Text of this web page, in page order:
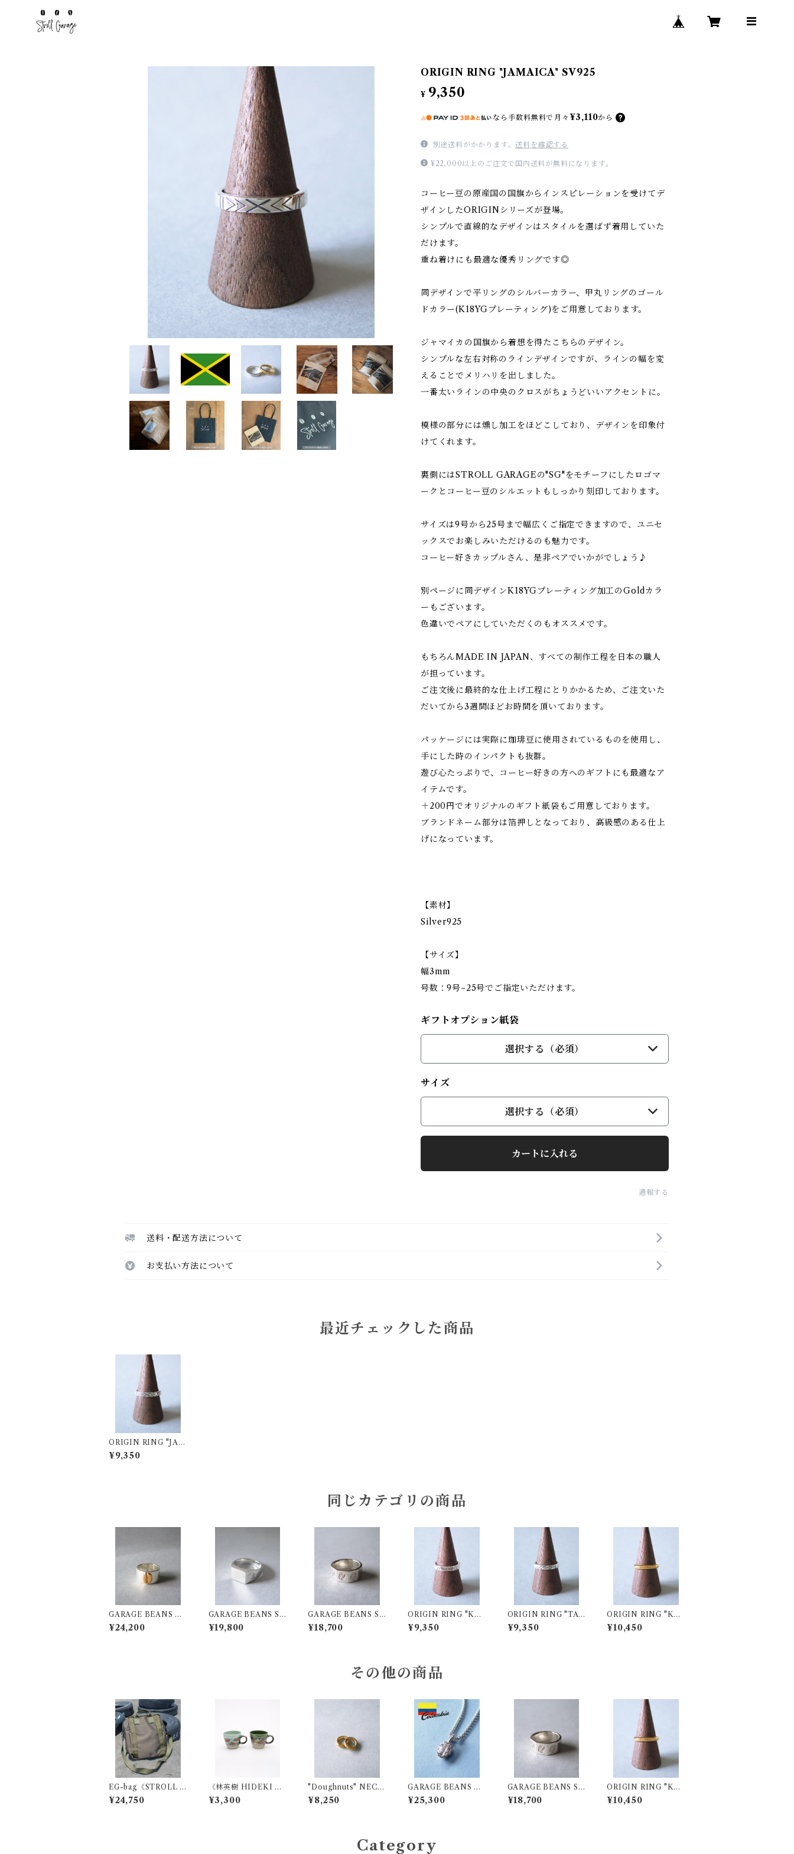
ORIGIN RING "JAMAICA" SV925
¥ 9,350
なら 手数料無料で 月々 ¥3,110から
別途送料がかかります。送料を確認する
¥22,000以上のご注文で国内送料が無料になります。
コーヒー豆の原産国の国旗からインスピレーションを受けてデ
ザインしたORIGINシリーズが登場。
シンプルで直線的なデザインはスタイルを選ばず着用していた
だけます。
重ね着けにも最適な優秀リングです◎
同デザインで平リングのシルバーカラー、甲丸リングのゴール
ドカラー(K18YGプレーティング)をご用意しております。
ジャマイカの国旗から着想を得たこちらのデザイン。
シンプルな左右対称のラインデザインですが、ラインの幅を変
えることでメリハリを出しました。
一番太いラインの中央のクロスがちょうどいいアクセントに。
模様の部分には燻し加工をほどこしており、デザインを印象付
けてくれます。
裏側にはSTROLL GARAGEの"SG"をモチーフにしたロゴマ
ークとコーヒー豆のシルエットもしっかり刻印しております。
サイズは9号から25号まで幅広くご指定できますので、ユニセ
ックスでお楽しみいただけるのも魅力です。
コーヒー好きカップルさん、是非ペアでいかがでしょう♪
別ページに同デザインK18YGプレーティング加工のGoldカラ
ーもございます。
色違いでペアにしていただくのもオススメです。
もちろんMADE IN JAPAN、すべての制作工程を日本の職人
が担っています。
ご注文後に最終的な仕上げ工程にとりかかるため、ご注文いた
だいてから3週間ほどお時間を頂いております。
パッケージには実際に珈琲豆に使用されているものを使用し、
手にした時のインパクトも抜群。
遊び心たっぷりで、コーヒー好きの方へのギフトにも最適なア
イテムです。
＋200円でオリジナルのギフト紙袋もご用意しております。
ブランドネーム部分は箔押しとなっており、高級感のある仕上
げになっています。
【素材】
Silver925
【サイズ】
幅3mm
号数：9号~25号でご指定いただけます。
ギフトオプション紙袋
選択する（必須）
サイズ
選択する（必須）
カートに入れる
通報する
送料・配送方法について
お支払い方法について
最近チェックした商品
ORIGIN RING "JAM
AICA" SV925
¥9,350
同じカテゴリの商品
GARAGE BEANS RI
NG Golden Bean Pla
in (Awesome!)
¥24,200
GARAGE BEANS ST
AMP Square Ring
¥19,800
GARAGE BEANS ST
AMP 3Faces Ring
¥18,700
ORIGIN RING "KE
NYA" SV925
¥9,350
ORIGIN RING "TA
NZANIA" SV925
¥9,350
ORIGIN RING "KE
NYA" SV925 (K18Y
Gプレーティング)
¥10,450
その他の商品
EG-bag《STROLL B
AG》
¥24,750
《林英樹 HIDEKI H
AYASHI》MUG CU
P
¥3,300
"Doughnuts" NECK
LACE CUSTOM CH
ARM
¥8,250
GARAGE BEANS N
ECKLACE【COLO
MBIA】SV925
¥25,300
GARAGE BEANS ST
AMP 3Faces Ring
¥18,700
ORIGIN RING "KE
NYA" SV925 (K18Y
Gプレーティング)
¥10,450
Category